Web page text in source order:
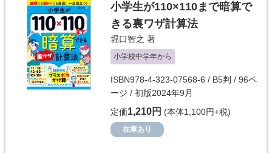
小学生が110×110まで暗算で
きる裏ワザ計算法
堀口智之 著
小学校中学年から
ISBN978-4-323-07568-6 / B5判 / 96ペ
ージ / 初版2024年9月
定価1,210円 (本体1,100円+税)
在庫あり